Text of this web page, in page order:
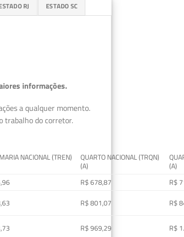
RJ ESTADO SC
informações.
a qualquer momento.
trabalho do corretor.
NACIONAL (TREN)
QUARTO NACIONAL (TRQN)
(A)
(A)
R$ 678,87
R$
R$ 801,07
R$
R$ 969,29
R$